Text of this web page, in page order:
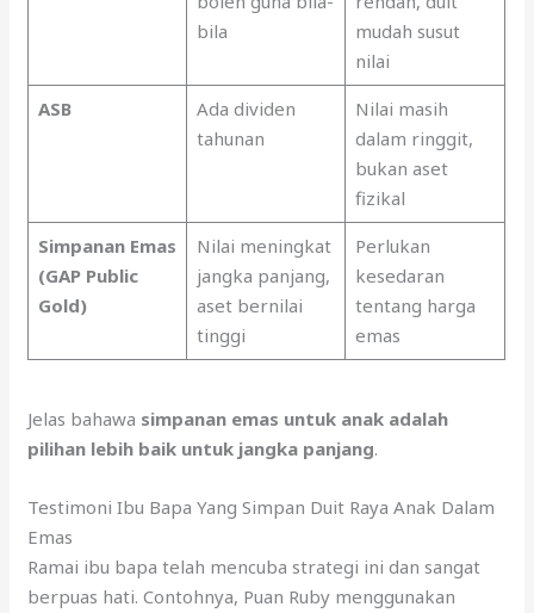
bila
mudah susut
nilai
ASB
Ada dividen
tahunan
Nilai masih
dalam ringgit,
bukan aset
fizikal
Simpanan Emas
(GAP Public
Gold)
Nilai meningkat
jangka panjang,
aset bernilai
tinggi
Perlukan
kesedaran
tentang harga
emas
Jelas bahawa simpanan emas untuk anak adalah
pilihan lebih baik untuk jangka panjang.
Testimoni Ibu Bapa Yang Simpan Duit Raya Anak Dalam
Emas
Ramai ibu bapa telah mencuba strategi ini dan sangat
berpuas hati. Contohnya, Puan Ruby menggunakan